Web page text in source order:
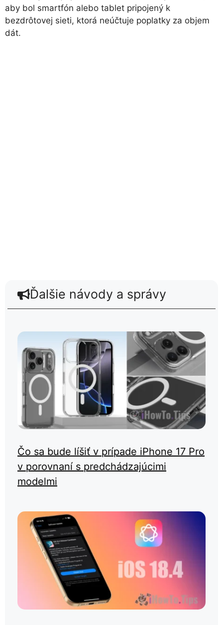
aby bol smartfón alebo tablet pripojený k
bezdrôtovej sieti, ktorá neúčtuje poplatky za objem
dát.
Ďalšie návody a správy
Čo sa bude líšiť v prípade iPhone 17 Pro
v porovnaní s predchádzajúcimi
modelmi